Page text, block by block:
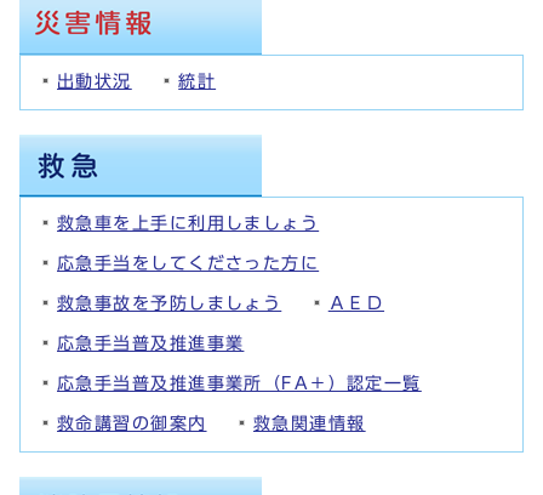
出動状況 統計
救急車を上手に利用しましょう
応急手当をしてくださった方に
救急事故を予防しましょう ＡＥＤ
応急手当普及推進事業
応急手当普及推進事業所（FA＋）認定一覧
救命講習の御案内 救急関連情報